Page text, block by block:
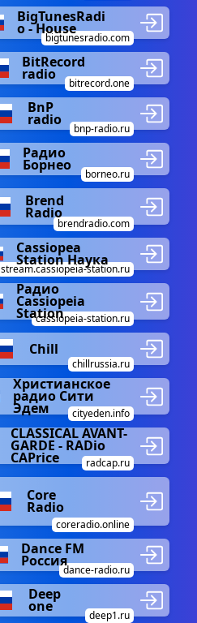
BigTunesRadi
o - House
bigtunesradio.com
BitRecord
radio
bitrecord.one
BnP
radio
bnp-radio.ru
Радио
Борнео
borneo.ru
Brend
Radio
brendradio.com
Cassiopea
Station Наука
stream.cassiopeia-station.ru
Радио
Cassiopeia
Station
cassiopeia-station.ru
Chill
chillrussia.ru
Христианское
радио Сити
Эдем cityeden.info
CLASSICAL AVANT-
GARDE - RADio
CAPrice radcap.ru
Core
Radio
coreradio.online
Dance FM
Россия
dance-radio.ru
Deep
one
deep1.ru